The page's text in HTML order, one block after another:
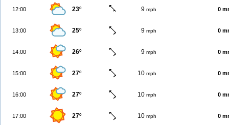
12:00 23º 9 mph 0
13:00 25º 9 mph 0
14:00 26º 9 mph 0
15:00 27º 10 mph 0
16:00 27º 10 mph 0
17:00 27º 10 mph 0